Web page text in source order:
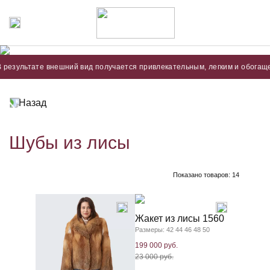
внешний вид получается привлекательным, легким и обогащенным
Назад
Шубы из лисы
Показано товаров: 14
Жакет из лисы 1560
Размеры: 42 44 46 48 50
199 000 руб.
23 000 руб.